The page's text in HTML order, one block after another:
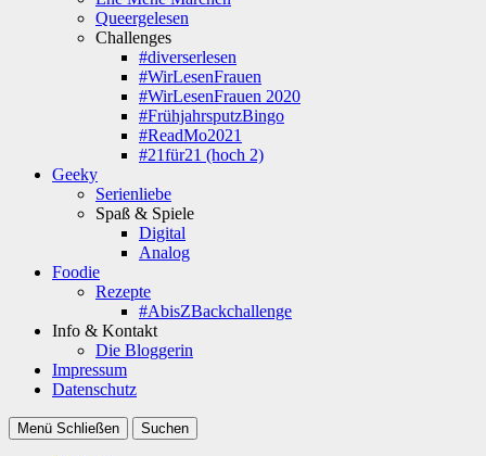
Queergelesen
Challenges
#diverserlesen
#WirLesenFrauen
#WirLesenFrauen 2020
#FrühjahrsputzBingo
#ReadMo2021
#21für21 (hoch 2)
Geeky
Serienliebe
Spaß & Spiele
Digital
Analog
Foodie
Rezepte
#AbisZBackchallenge
Info & Kontakt
Die Bloggerin
Impressum
Datenschutz
Menü Schließen Suchen